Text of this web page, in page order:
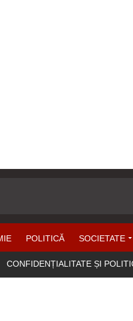
POLITICĂ SOCIETATE
CONFIDENȚIALITATE ȘI